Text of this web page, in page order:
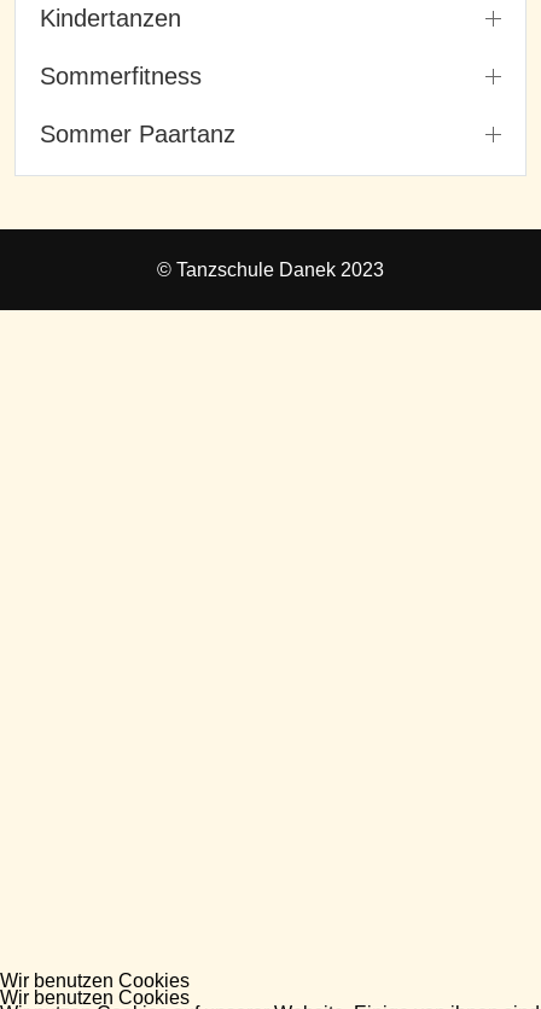
Wir benutzen Cookies
Kindertanzen
Sommerfitness
Sommer Paartanz
© Tanzschule Danek 2023
Wir benutzen Cookies